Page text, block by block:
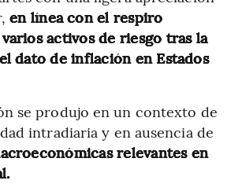
en línea con el respiro
activos de riesgo tras la
dato de inflación en Estados
se produjo en un contexto de
intradiaria y en ausencia de
relevantes en